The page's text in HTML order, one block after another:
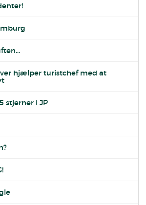
hjælper turistchef med at
stjerner i JP